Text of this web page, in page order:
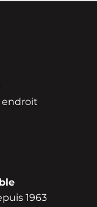
endroit
1963